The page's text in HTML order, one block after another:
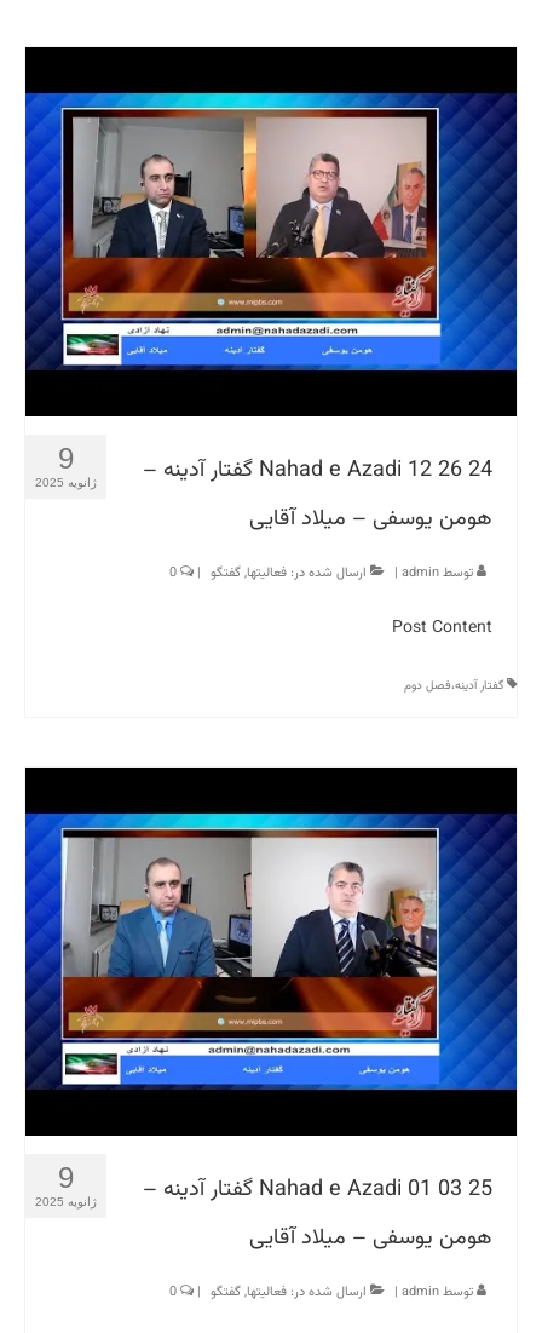
9
ژانویه 2025
Nahad e Azadi 12 26 24 گفتار آدینه –
هومن یوسفی – میلاد آقایی
توسطadmin
| ارسال شده در: فعالیتها,گفتگو |
Post Content
گفتار آدینه،فصل دوم
9
ژانویه 2025
Nahad e Azadi 01 03 25 گفتار آدینه –
هومن یوسفی – میلاد آقایی
توسطadmin
| ارسال شده در: فعالیتها,گفتگو |